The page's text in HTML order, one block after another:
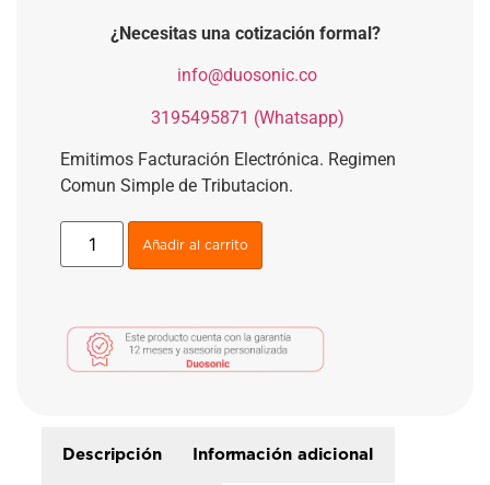
¿Necesitas una cotización formal?
info@duosonic.co
3195495871 (Whatsapp)
Emitimos Facturación Electrónica. Regimen
Comun Simple de Tributacion.
Añadir al carrito
Descripción Información adicional